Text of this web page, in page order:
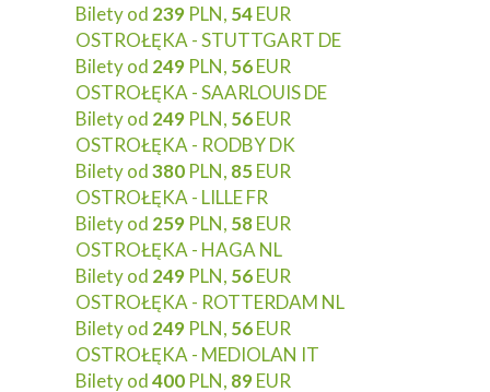
Bilety od 239 PLN, 54EUR
OSTROŁĘKA - STUTTGART DE
Bilety od 249 PLN, 56EUR
OSTROŁĘKA - SAARLOUIS DE
Bilety od 249 PLN, 56EUR
OSTROŁĘKA - RODBY DK
Bilety od380 PLN, 85EUR
OSTROŁĘKA - LILLE FR
Bilety od 259 PLN, 58EUR
OSTROŁĘKA - HAGA NL
Bilety od 249 PLN, 56EUR
OSTROŁĘKA - ROTTERDAM NL
Bilety od 249 PLN, 56EUR
OSTROŁĘKA - MEDIOLAN IT
Bilety od400 PLN, 89EUR